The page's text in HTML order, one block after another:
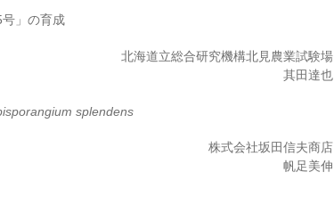
」の育成
北海道立総合研究機構北見農業試験場
其田達也
splendens
株式会社坂田信夫商店
帆足美伸